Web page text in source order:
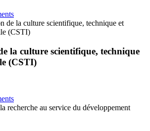
de la culture scientifique, technique et
(CSTI)
la culture scientifique, technique
(CSTI)
recherche au service du développement